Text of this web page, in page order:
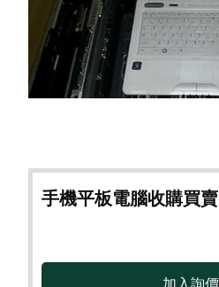
手機平板電腦收購買賣